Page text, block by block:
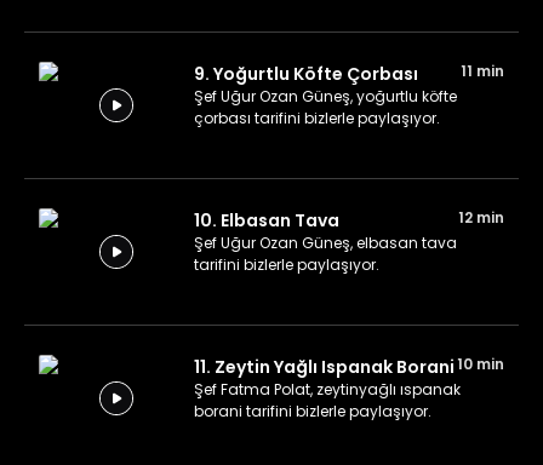
9. Yoğurtlu Köfte Çorbası
11 min
Şef Uğur Ozan Güneş, yoğurtlu köfte
çorbası tarifini bizlerle paylaşıyor.
10. Elbasan Tava
12 min
Şef Uğur Ozan Güneş, elbasan tava
tarifini bizlerle paylaşıyor.
11. Zeytin Yağlı Ispanak Borani10 min
Şef Fatma Polat, zeytinyağlı ıspanak
borani tarifini bizlerle paylaşıyor.